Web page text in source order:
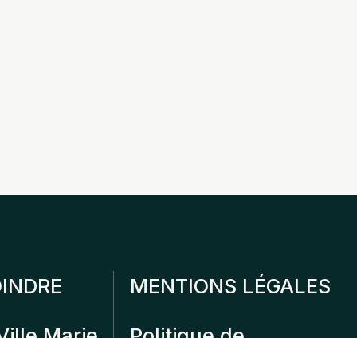
MENTIONS LÉGALES